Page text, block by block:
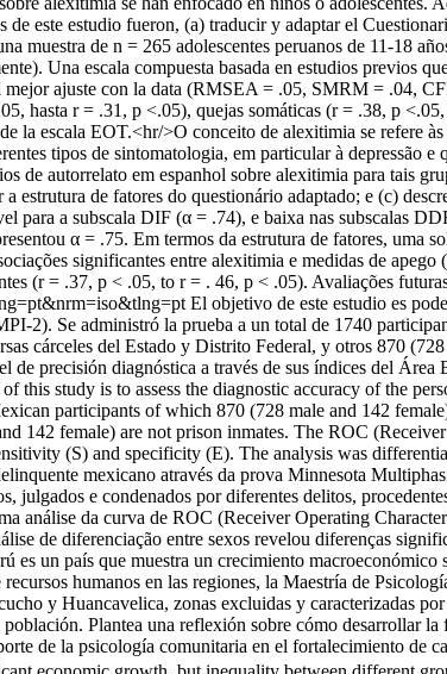
este estudio fueron, (a) traducir y adaptar el
muestra de n = 265 adolescentes peruanos de 11-18
Una escala compuesta basada en estudios previos
ajuste con la data (RMSEA = .05, SMRM = .04,
hasta r = .31, p <.05), quejas somáticas (r = .38, p
la escala EOT.<hr/>O conceito de alexitimia se refere
tipos de sintomatologia, em particular à depressão
de autorrelato em espanhol sobre alexitimia para tais
de fatores do questionário adaptado; e (c)
para a subscala DIF (α = .74), e baixa nas subscalas
α = .75. Em termos da estrutura de fatores,
significantes entre alexitimia e medidas de
(r = .37, p < .05, to r = . 46, p < .05). Avaliações
El objetivo de este estudio es
2). Se administró la prueba a un total de 1740
cárceles del Estado y Distrito Federal, y otros 870
de precisión diagnóstica a través de sus índices del
this study is to assess the diagnostic accuracy of the
participants of which 870 (728 male and 142
142 female) are not prison inmates. The ROC
(S) and specificity (E). The analysis was
mexicano através da prova Minnesota
julgados e condenados por diferentes delitos,
análise da curva de ROC (Receiver Operating
de diferenciação entre sexos revelou diferenças
es un país que muestra un crecimiento
humanos en las regiones, la Maestría de
y Huancavelica, zonas excluidas y caracterizadas
Plantea una reflexión sobre cómo desarrollar
de la psicología comunitaria en el fortalecimiento de